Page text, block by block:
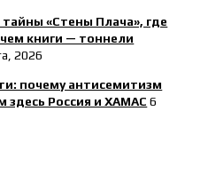
«Стены Плача», где
книги — тоннели
2026
почему антисемитизм
здесь Россия и ХАМАС 6